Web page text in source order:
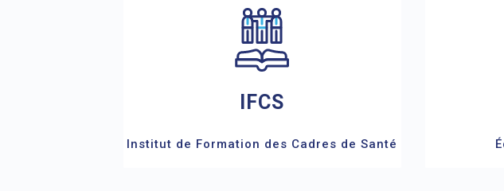
IFCS
Institut de Formation des Cadres de Santé